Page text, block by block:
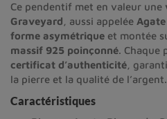
Ce pendentif met en valeur une
Graveyard , aussi appelée
forme asymétrique et montée
massif 925 poinçonné. Chaque
certificat d’authenticité ,
la pierre et la qualité de l’argent.
Caractéristiques